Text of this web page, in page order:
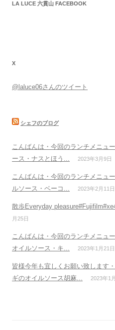
LA LUCE 六貫山 FACEBOOK
X
@laluce06さんのツイート
シェフのブログ
こんばんは・今回のランチメニュ
ース・ナスとほう...
2023年3月9日
こんばんは・今回のランチメニュ
ルソース・ベーコ...
2023年2月11日
散歩Everyday
月25日
こんばんは・今回のランチメニュ
オイルソース・キ...
2023年1月21日
皆様今年も宜しくお願い致します
ギのオイルソース胡麻...
2023年1